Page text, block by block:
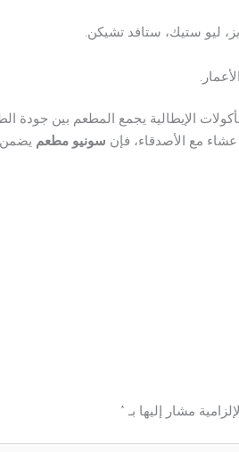
الإيطالية يجمع المطعم بين جودة
مع الأصدقاء، فإن سونيو مطعم يضمن
مشار إليها بـ *